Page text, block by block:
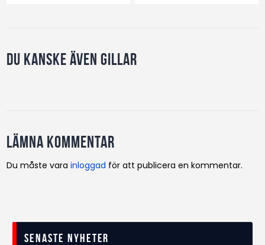
Du kanske även gillar
Lämna kommentar
Du måste varainloggad för att publicera en kommentar.
Senaste nyheter